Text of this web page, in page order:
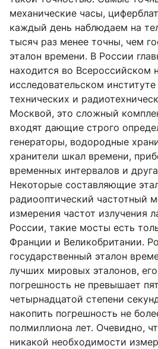
механические часы,
каждый день наблюдаем на
тысяч раз менее точны, чем
эталон времени. В России
находится во Всероссийском
исследовательском
технических и
Москвой, это сложный
входят дающие строго
генераторы, водородные
хранители шкал времени,
временных интервалов и
Некоторые составляющие
радиооптический частотный
измерения частот излучения
России, такие мосты есть
Франции и Великобритании.
государственный эталон
лучших мировых эталонов,
погрешность не превышает
четырнадцатой степени
накопить погрешность не
полмиллиона лет. Очевидно,
никакой необходимости